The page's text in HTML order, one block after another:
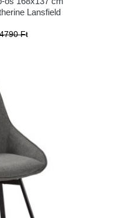
Lansfield
Ft